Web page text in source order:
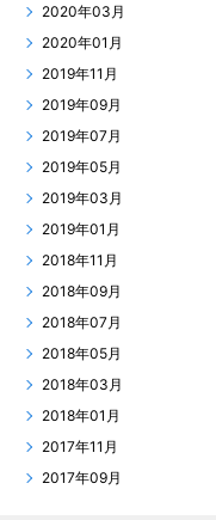
2020年03月
2020年01月
2019年11月
2019年09月
2019年07月
2019年05月
2019年03月
2019年01月
2018年11月
2018年09月
2018年07月
2018年05月
2018年03月
2018年01月
2017年11月
2017年09月